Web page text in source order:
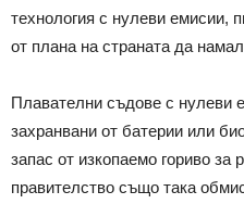
технология с нулеви емисии,
от плана на страната да
Плавателни съдове с нулеви
захранвани от батерии или
запас от изкопаемо гориво за
правителство също така